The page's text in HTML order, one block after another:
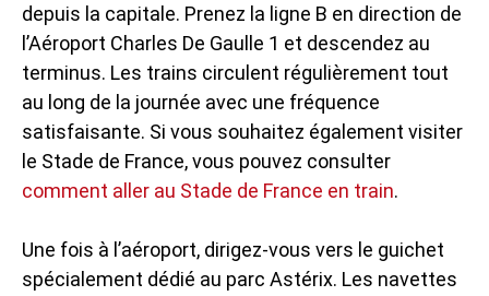
depuis la capitale. Prenez la ligne B en direction de
l’Aéroport Charles De Gaulle 1 et descendez au
terminus. Les trains circulent régulièrement tout
au long de la journée avec une fréquence
satisfaisante. Si vous souhaitez également visiter
le Stade de France, vous pouvez consulter
comment aller au Stade de France en train.
Une fois à l’aéroport, dirigez-vous vers le guichet
spécialement dédié au parc Astérix. Les navettes